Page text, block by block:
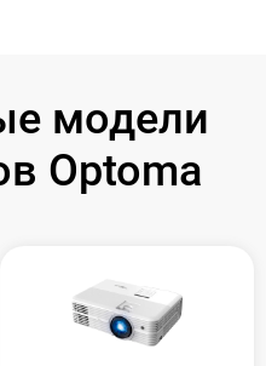
модели
Optoma